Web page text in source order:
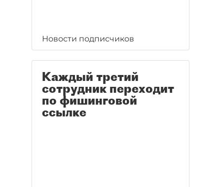
Новости подписчиков
Каждый третий
сотрудник переходит
по фишинговой
ссылке